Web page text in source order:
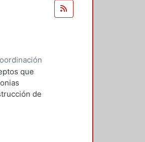
que
de